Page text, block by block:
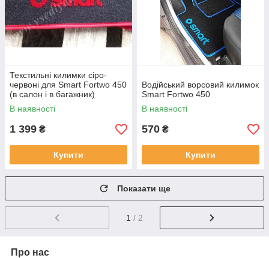
Текстильні килимки сіро-
червоні для Smart Fortwo 450
(в салон і в багажник)
В наявності
1 399 ₴
Купити
Водійський ворсовий килимок
Smart Fortwo 450
В наявності
570 ₴
Купити
Показати ще
1 / 2
Про нас